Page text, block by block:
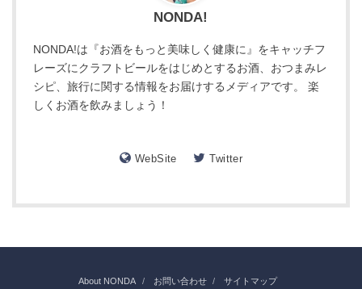
NONDA!
NONDA!は『お酒をもっと美味しく健康に』をキャッチフ
レーズにクラフトビールをはじめとするお酒、おつまみレ
シピ、旅行に関する情報をお届けするメディアです。 楽
しくお酒を飲みましょう！
WebSite Twitter
About NONDA お問い合わせ サイトマップ